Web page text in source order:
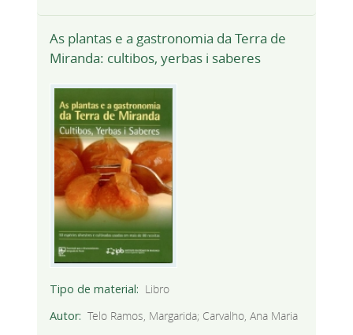
As plantas e a gastronomia da Terra de
Miranda: cultibos, yerbas i saberes
Tipo de material
Libro
Autor
Telo Ramos, Margarida; Carvalho, Ana Maria